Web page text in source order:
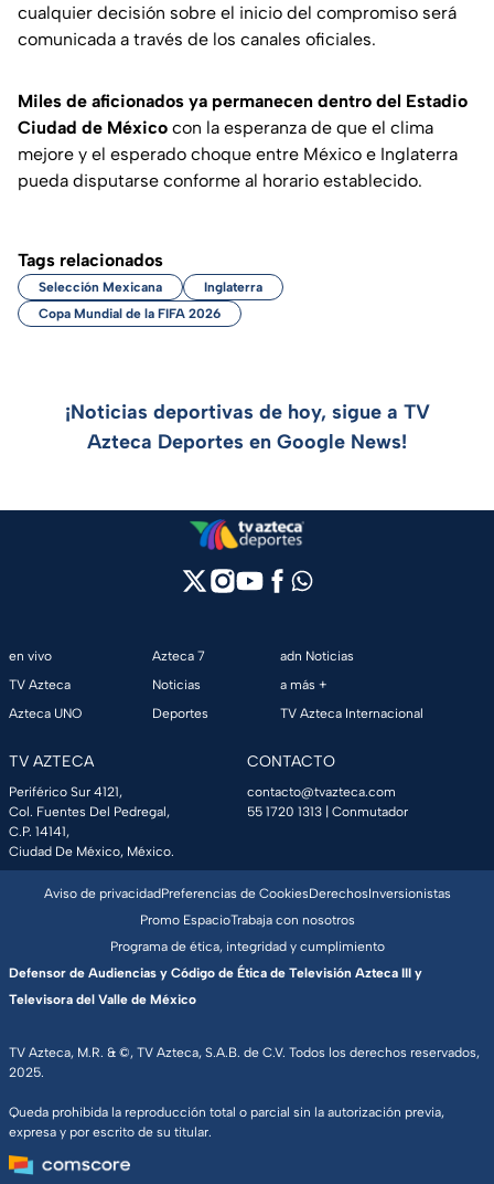
cualquier decisión sobre el inicio del compromiso será
comunicada a través de los canales oficiales.
Miles de aficionados ya permanecen dentro del Estadio
Ciudad de México con la esperanza de que el clima
mejore y el esperado choque entre México e Inglaterra
pueda disputarse conforme al horario establecido.
Tags relacionados
Selección Mexicana
Inglaterra
Copa Mundial de la FIFA 2026
¡Noticias deportivas de hoy, sigue a TV
Azteca Deportes en Google News!
en vivo
TV Azteca
Azteca UNO
Azteca 7
Noticias
Deportes
adn Noticias
a más +
TV Azteca Internacional
TV AZTECA
Periférico Sur 4121,
Col. Fuentes Del Pedregal,
C.P. 14141,
Ciudad De México, México.
CONTACTO
contacto@tvazteca.com
55 1720 1313 | Conmutador
TV Azteca, M.R. & ©, TV Azteca, S.A.B. de C.V. Todos los derechos reservados,
2025.
Queda prohibida la reproducción total o parcial sin la autorización previa,
expresa y por escrito de su titular.
Aviso de privacidadPreferencias de CookiesDerechosInversionistas
Promo EspacioTrabaja con nosotros
Programa de ética, integridad y cumplimiento
Defensor de Audiencias y Código de Ética de Televisión Azteca III y
Televisora del Valle de México